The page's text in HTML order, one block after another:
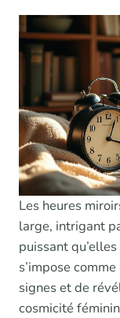
Les heures
large, intrigant
puissant
s’impose
signes et de
cosmicité